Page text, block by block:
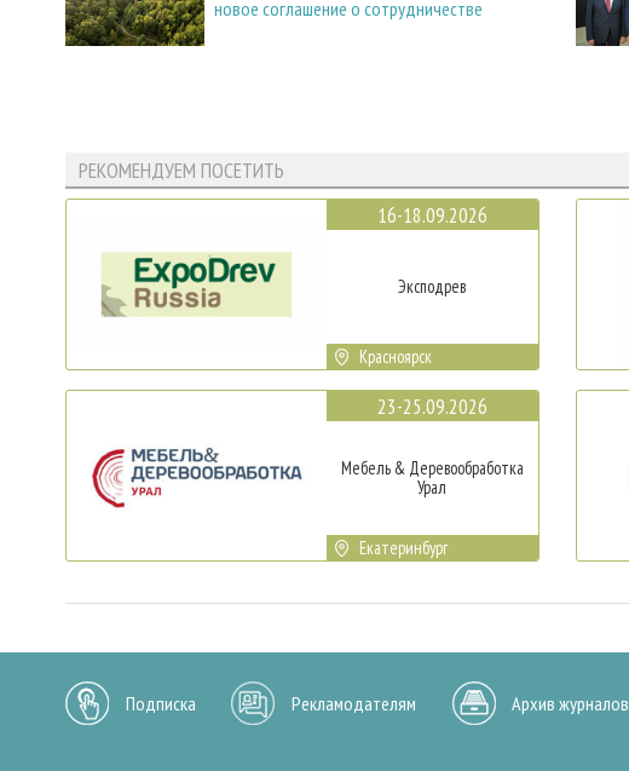
новое соглашение о сотрудничестве
РЕКОМЕНДУЕМ ПОСЕТИТЬ
16-18.09.2026
Эксподрев
Красноярск
23-25.09.2026
Мебель & Деревообработка
Урал
Екатеринбург
Подписка Рекламодателям Архив журналов